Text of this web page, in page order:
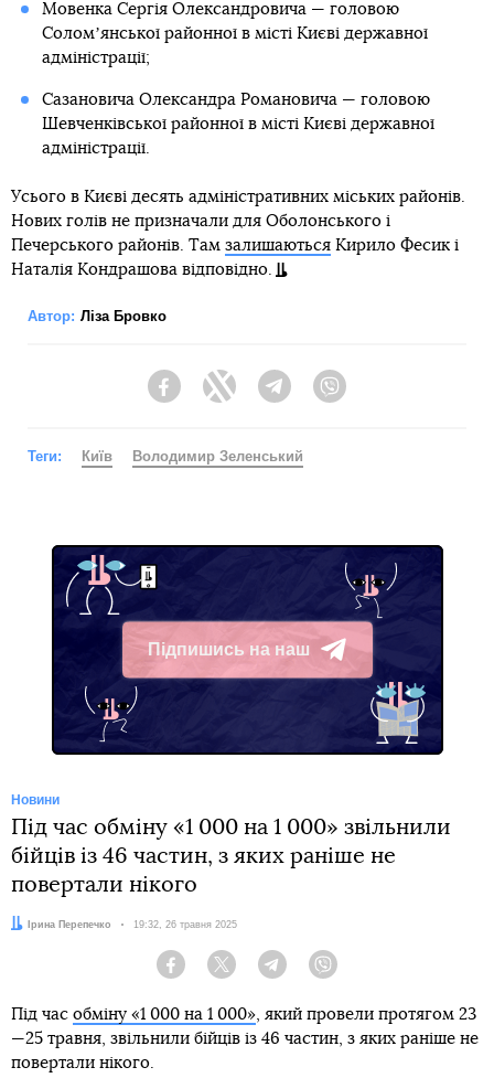
Мовенка Сергія Олександровича — головою
Соломʼянської районної в місті Києві державної
адміністрації;
Сазановича Олександра Романовича — головою
Шевченківської районної в місті Києві державної
адміністрації.
Усього в Києві десять адміністративних міських районів.
Нових голів не призначали для Оболонського і
Печерського районів. Там залишаються Кирило Фесик і
Наталія Кондрашова відповідно.
Автор: Ліза Бровко
FacebookTwitter Telegram
Теги: Київ Володимир Зеленський
Підпишись на наш
Telegram
Новини
Під час обміну «1 000 на 1 000» звільнили
бійців із 46 частин, з яких раніше не
повертали нікого
Автор:Ірина Перепечко Дата:
19:32, 26 травня 2025
Facebook Twitter Telegram
Під час обміну «1 000 на 1 000», який провели протягом 23
—25 травня, звільнили бійців із 46 частин, з яких раніше не
повертали нікого.